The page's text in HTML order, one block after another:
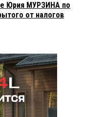
Юрия МУРЗИНА по
от налогов